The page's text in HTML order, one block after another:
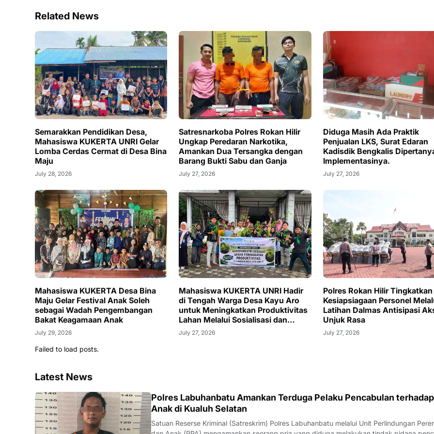
Related News
Semarakkan Pendidikan Desa,
Mahasiswa KUKERTA UNRI Gelar
Lomba Cerdas Cermat di Desa Bina
Maju
July 28, 2026
Satresnarkoba Polres Rokan Hilir
Ungkap Peredaran Narkotika,
Amankan Dua Tersangka dengan
Barang Bukti Sabu dan Ganja
July 27, 2026
Diduga Masih Ada Praktik
Penjualan LKS, Surat Edaran
Kadisdik Bengkalis
Implementasinya.
July 27, 2026
Mahasiswa KUKERTA Desa Bina
Maju Gelar Festival Anak Soleh
sebagai Wadah Pengembangan
Bakat Keagamaan Anak
July 29, 2026
Mahasiswa KUKERTA UNRI Hadir
di Tengah Warga Desa Kayu Aro
untuk Meningkatkan Produktivitas
Lahan Melalui Sosialisasi dan
Penerapan Skema Agroforestri
July 27, 2026
Polres Rokan Hilir Tingkatkan
Kesiapsiagaan Personel
Latihan Dalmas Antisipasi
Unjuk Rasa
July 27, 2026
Failed to load posts.
Latest News
BERITA
Polres Labuhanbatu Amankan Terduga Pelaku Pencabulan terhadap
Anak di Kualuh Selatan
Satuan Reserse Kriminal (Satreskrim) Polres Labuhanbatu melalui Unit Perlindungan